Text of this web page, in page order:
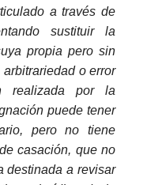
a través de
sustituir la
propia pero sin
o error
realizada por la
puede tener
pero no tiene
casación, que no
destinada a revisar